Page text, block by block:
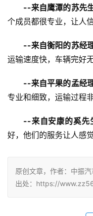
--来自鹰潭的苏先生
个成员都很专业，让人信
--来自衡阳的苏经理
运输速度快，车辆完好
--来自平果的孟经理
专业和细致，运输过程
--来自安康的奚先
好，他们的服务让人感
原创文章，作者：中振
出处：https://